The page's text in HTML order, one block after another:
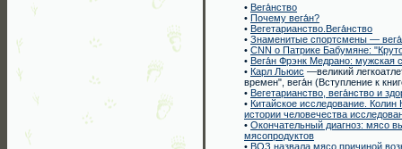
• Вега́нство
• Почему вега́н?
• Вегетарианство.Вега́нство
• Знаменитые спортсмены —
• СNN о Патрике Бабумяне:
• Вега́н Фрэнк Медрано: мужская
• Карл Льюис —великий
времен", вега́н (Вступление к
• Вегетарианство, вега́нство и
• Китайское исследование.
истории человечества
• Окончательный диагноз: мясо
мясопродуктов
• ВОЗ назвала мясо причиной